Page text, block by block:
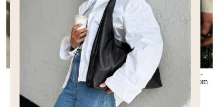
En bumbag i brunt kombinerar tradition med modern design.
Perfekt för dem som uppskattar tidlös stil och läcker design som
kompletterar både avslappnade och formella looks.